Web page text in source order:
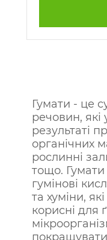
Гумати - це
речовин,
результаті
органічних
рослинні
тощо.
гумінові
та хуміни,
корисні для
покращувати